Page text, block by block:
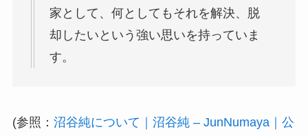
家として、何としてもそれを解決、脱
却したいという強い思いを持っていま
す。
(参照： 沼谷純について｜沼谷純 – JunNumaya｜公